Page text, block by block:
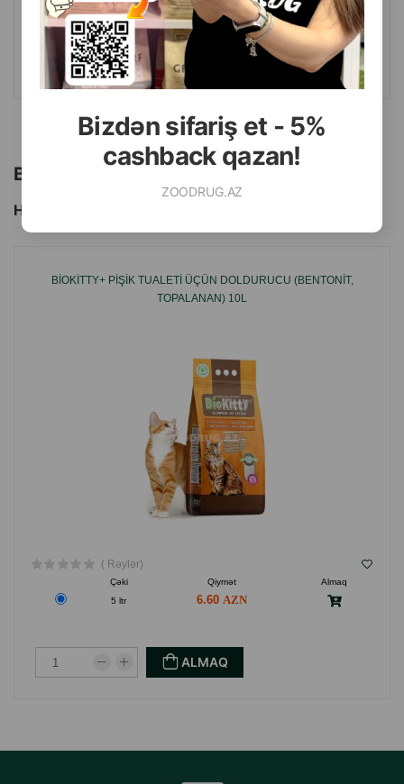
Bizdən sifariş et - 5%
cashback qazan!
ZOODRUG.AZ
ALMAQ
Bu brendin başqa məhsulları
Hamısını Gör
BIOKITTY+ PIŞIK TUALETI ÜÇÜN DOLDURUCU (BENTONIT,
TOPALANAN) 10L
( Rəylər)
Çəki Qiymət
Almaq
5 ltr
6.60
ALMAQ